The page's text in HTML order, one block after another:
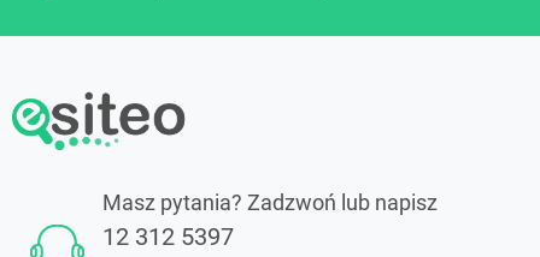
Masz pytania? Zadzwoń lub napisz
12 312 5397